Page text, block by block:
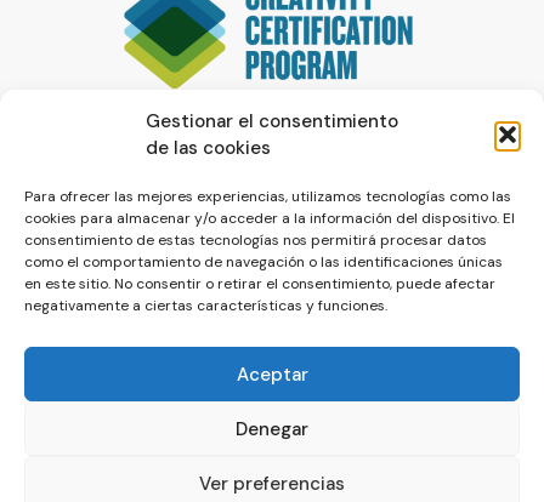
Gestionar el consentimiento
de las cookies
Para ofrecer las mejores experiencias, utilizamos tecnologías como las
cookies para almacenar y/o acceder a la información del dispositivo. El
consentimiento de estas tecnologías nos permitirá procesar datos
como el comportamiento de navegación o las identificaciones únicas
en este sitio. No consentir o retirar el consentimiento, puede afectar
negativamente a ciertas características y funciones.
Aceptar
Denegar
Ver preferencias
© La Servilleta - El Blog de Paco Prieto